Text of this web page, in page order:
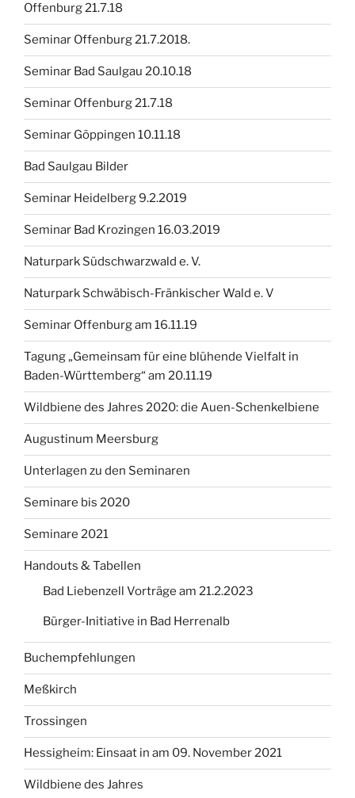
Offenburg 21.7.18
Seminar Offenburg 21.7.2018.
Seminar Bad Saulgau 20.10.18
Seminar Offenburg 21.7.18
Seminar Göppingen 10.11.18
Bad Saulgau Bilder
Seminar Heidelberg 9.2.2019
Seminar Bad Krozingen 16.03.2019
Naturpark Südschwarzwald e. V.
Naturpark Schwäbisch-Fränkischer Wald e. V
Seminar Offenburg am 16.11.19
Tagung „Gemeinsam für eine blühende Vielfalt in
Baden-Württemberg“ am 20.11.19
Wildbiene des Jahres 2020: die Auen-Schenkelbiene
Augustinum Meersburg
Unterlagen zu den Seminaren
Seminare bis 2020
Seminare 2021
Handouts & Tabellen
Bad Liebenzell Vorträge am 21.2.2023
Bürger-Initiative in Bad Herrenalb
Buchempfehlungen
Meßkirch
Trossingen
Hessigheim: Einsaat in am 09. November 2021
Wildbiene des Jahres